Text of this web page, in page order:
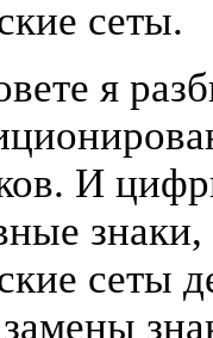
сеты.
я
И
знаки,
сеты